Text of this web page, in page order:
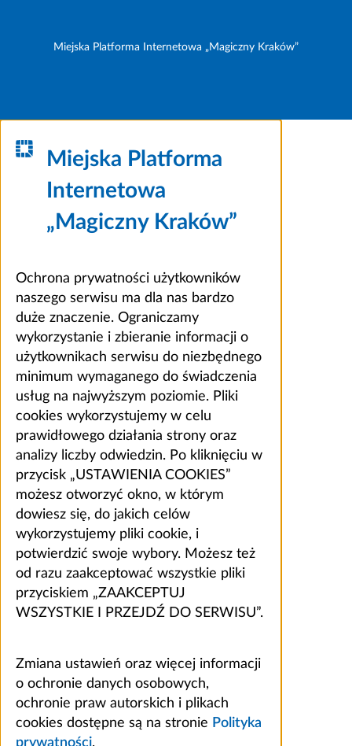
Miejska Platforma Internetowa „Magiczny Kraków”
Miejska Platforma
Internetowa
„Magiczny Kraków”
Ochrona prywatności użytkowników
naszego serwisu ma dla nas bardzo
duże znaczenie. Ograniczamy
wykorzystanie i zbieranie informacji o
użytkownikach serwisu do niezbędnego
minimum wymaganego do świadczenia
usług na najwyższym poziomie. Pliki
cookies wykorzystujemy w celu
prawidłowego działania strony oraz
analizy liczby odwiedzin. Po kliknięciu w
przycisk „USTAWIENIA COOKIES”
możesz otworzyć okno, w którym
dowiesz się, do jakich celów
wykorzystujemy pliki cookie, i
potwierdzić swoje wybory. Możesz też
od razu zaakceptować wszystkie pliki
przyciskiem „ZAAKCEPTUJ
WSZYSTKIE I PRZEJDŹ DO SERWISU”.
Zmiana ustawień oraz więcej informacji
o ochronie danych osobowych,
ochronie praw autorskich i plikach
cookies dostępne są na stronie Polityka
prywatności.